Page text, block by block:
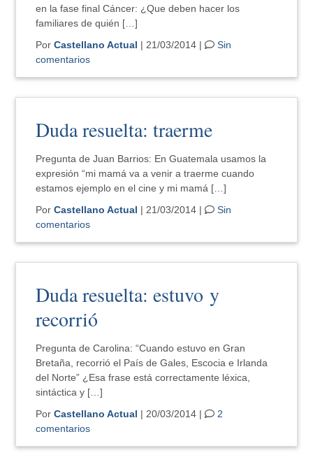
en la fase final Cáncer: ¿Que deben hacer los
familiares de quién […]
PorCastellano Actual | 21/03/2014 |
Sin
comentarios
Duda resuelta: traerme
Pregunta de Juan Barrios: En Guatemala usamos la
expresión “mi mamá va a venir a traerme cuando
estamos ejemplo en el cine y mi mamá […]
PorCastellano Actual | 21/03/2014 |
Sin
comentarios
Duda resuelta: estuvo y
recorrió
Pregunta de Carolina: “Cuando estuvo en Gran
Bretaña, recorrió el País de Gales, Escocia e Irlanda
del Norte” ¿Esa frase está correctamente léxica,
sintáctica y […]
PorCastellano Actual | 20/03/2014 |
2
comentarios